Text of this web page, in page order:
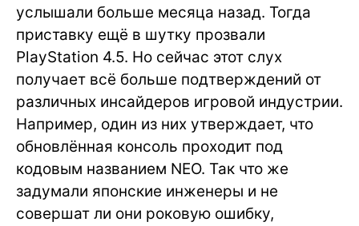
услышали больше месяца назад. Тогда
приставку ещё в шутку прозвали
PlayStation 4.5. Но сейчас этот слух
получает всё больше подтверждений от
различных инсайдеров игровой индустрии.
Например, один из них утверждает, что
обновлённая консоль проходит под
кодовым названием NEO. Так что же
задумали японские инженеры и не
совершат ли они роковую ошибку,